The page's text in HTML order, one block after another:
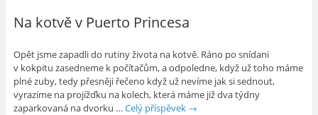
Na kotvě v Puerto Princesa
Opět jsme zapadli do rutiny života na kotvě. Ráno po snídani
v kokpitu zasedneme k počítačům, a odpoledne, když už toho máme
plné zuby, tedy přesněji řečeno když už nevíme jak si sednout,
vyrazíme na projížďku na kolech, která máme již dva týdny
zaparkovaná na dvorku … Celý příspěvek →